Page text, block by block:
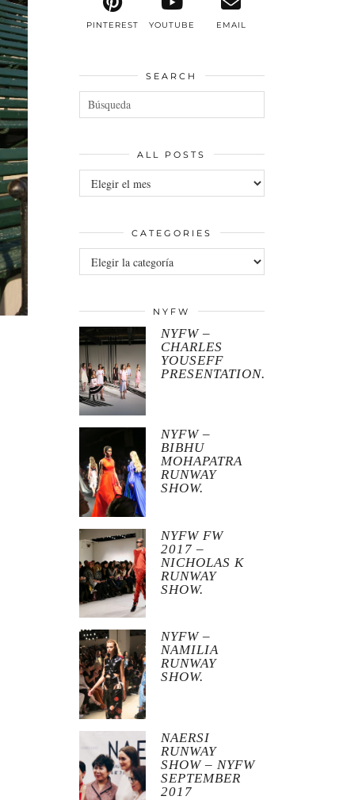
PINTEREST YOUTUBE EMAIL
SEARCH
ALL POSTS
All
posts
CATEGORIES
Categories
NYFW
NYFW –
CHARLES
YOUSEFF
PRESENTATION.
NYFW –
BIBHU
MOHAPATRA
RUNWAY
SHOW.
NYFW FW
2017 –
NICHOLAS K
RUNWAY
SHOW.
NYFW –
NAMILIA
RUNWAY
SHOW.
NAERSI
RUNWAY
SHOW – NYFW
SEPTEMBER
2017